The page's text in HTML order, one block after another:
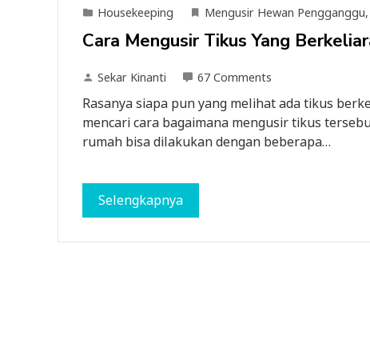
Housekeeping Mengusir Hewan Pengganggu,
Cara Mengusir Tikus Yang
Sekar Kinanti 67 Comments
Rasanya siapa pun yang melihat ada tikus
mencari cara bagaimana mengusir tikus
rumah bisa dilakukan dengan beberapa…
Selengkapnya